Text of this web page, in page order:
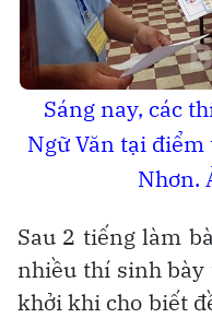
Sáng nay, các
Ngữ Văn tại điểm
Nhơn.
Sau 2 tiếng làm
nhiều thí sinh
khởi khi cho biết